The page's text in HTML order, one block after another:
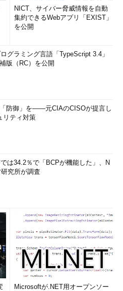
10の［ス
8の［ス
10のデ
べてシンプ
ば、［Start Menu 8の設定］ダ
ル］を選択し、「Windows 7風の
タンを押せばよい。
NICT、サイバー脅威情報を自動
集約できるWebアプリ「EXIST」
を公開
グラミング言語「TypeScript 3.4」
版（RC）を公開
防御」を――元CIAのCISOが提言し
リティ対策
は34.2％で「BCPが機能した」、N
究所が調査
Microsoftが.NET用オープンソー